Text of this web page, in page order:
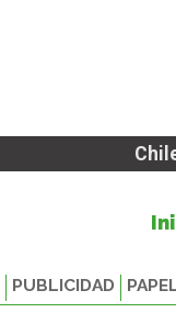
PUBLICIDAD